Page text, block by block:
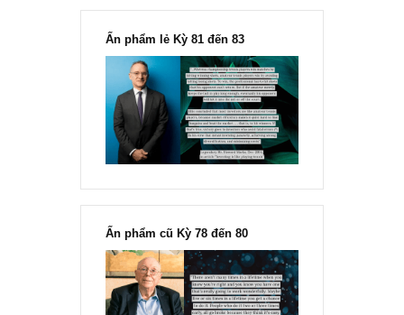
Ấn phẩm lẻ Kỳ 81 đến 83